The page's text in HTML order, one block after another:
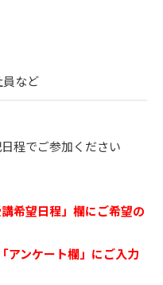
員など
程でご参加ください
希望日程」欄にご希望の
アンケート欄」にご入力